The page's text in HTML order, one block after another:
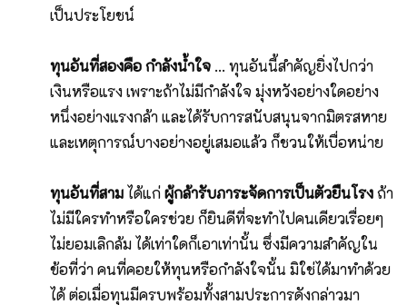
เป็นประโยชน์
ทุนอันที่สองคือ กำลังน้ำใจ ... ทุนอันนี้สำคัญยิ่งไปกว่า
เงินหรือแรง เพราะถ้าไม่มีกำลังใจ มุ่งหวังอย่างใดอย่าง
หนึ่งอย่างแรงกล้า และได้รับการสนับสนุนจากมิตรสหาย
และเหตุการณ์บางอย่างอยู่เสมอแล้ว ก็ชวนให้เบื่อหน่าย
​ทุนอันที่สาม ได้แก่ผู้กล้ารับภาระจัดการเป็นตัวยืนโรงถ้า
ไม่มีใครทำหรือใครช่วย ก็ยินดีที่จะทำไปคนเดียวเรื่อยๆ
ไม่ยอมเลิกล้ม ได้เท่าใดก็เอาเท่านั้น ซึ่งมีความสำคัญใน
ข้อที่ว่า คนที่คอยให้ทุนหรือกำลังใจนั้น มิใช่ได้มาทำด้วย
ได้ ต่อเมื่อทุนมีครบพร้อมทั้งสามประการดังกล่าวมา